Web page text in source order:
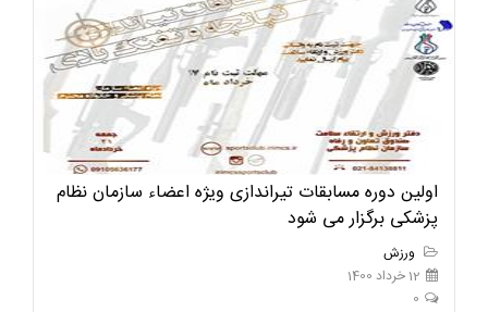
اولین دوره مسابقات تیراندازی ویژه اعضاء سازمان نظام
پزشکی برگزار می شود
ورزش
12 خرداد 1400
0